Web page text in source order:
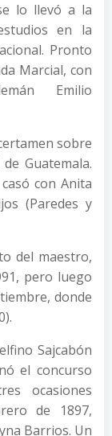
lo llevó a la
en la
Pronto
Marcial, con
Emilio
sobre
Guatemala.
con Anita
(Paredes y
del maestro,
pero luego
donde
Sajcabón
el concurso
ocasiones
de 1897,
Barrios. Un